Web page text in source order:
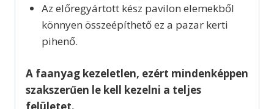
Az előregyártott kész pavilon elemekből
könnyen összeépíthető ez a pazar kerti
pihenő.
A faanyag kezeletlen, ezért mindenképpen
szakszerűen le kell kezelni a teljes